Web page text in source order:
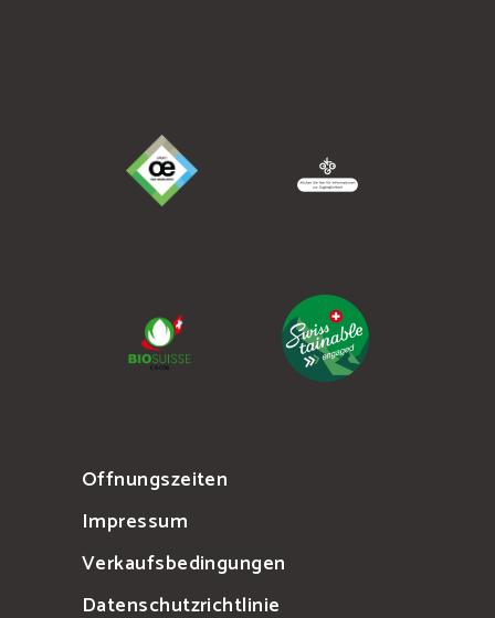
Offnungszeiten
Impressum
Verkaufsbedingungen
Datenschutzrichtlinie